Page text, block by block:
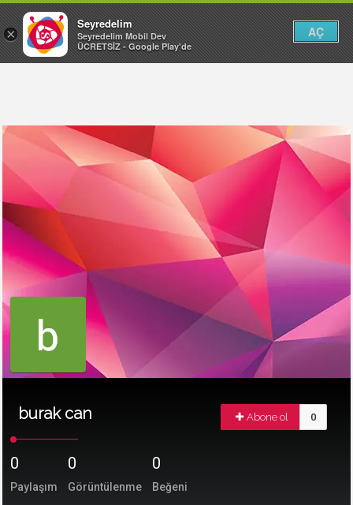
burak can Abone ol 0
0
Paylaşım
0
Görüntülenme
0
Beğeni
×
Seyredelim
Seyredelim Mobil Dev
ÜCRETSİZ - Google Play'de
AÇ